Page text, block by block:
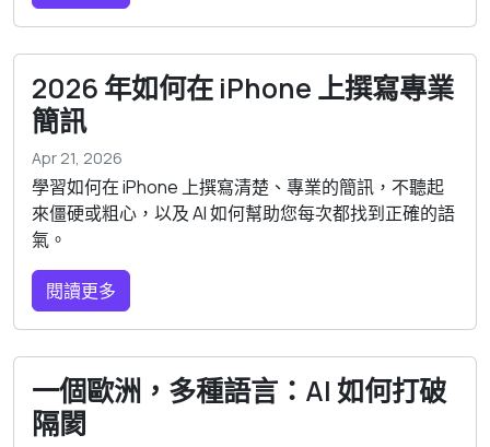
2026 年如何在 iPhone 上撰寫專業
簡訊
Apr 21, 2026
學習如何在 iPhone 上撰寫清楚、專業的簡訊，不聽起
來僵硬或粗心，以及 AI 如何幫助您每次都找到正確的語
氣。
閱讀更多
一個歐洲，多種語言：AI 如何打破
隔閡